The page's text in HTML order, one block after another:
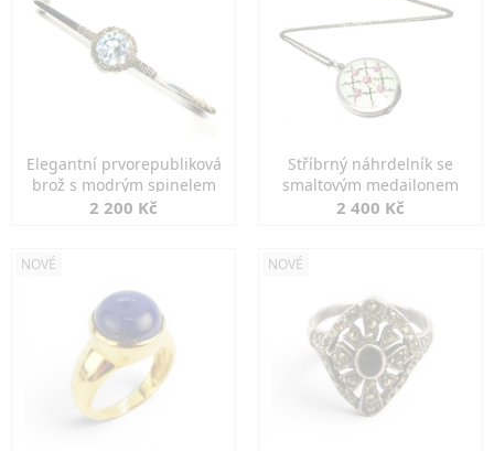
Elegantní prvorepubliková
brož s modrým spinelem
2 200 Kč
Stříbrný náhrdelník se
smaltovým medailonem
2 400 Kč
NOVÉ NOVÉ